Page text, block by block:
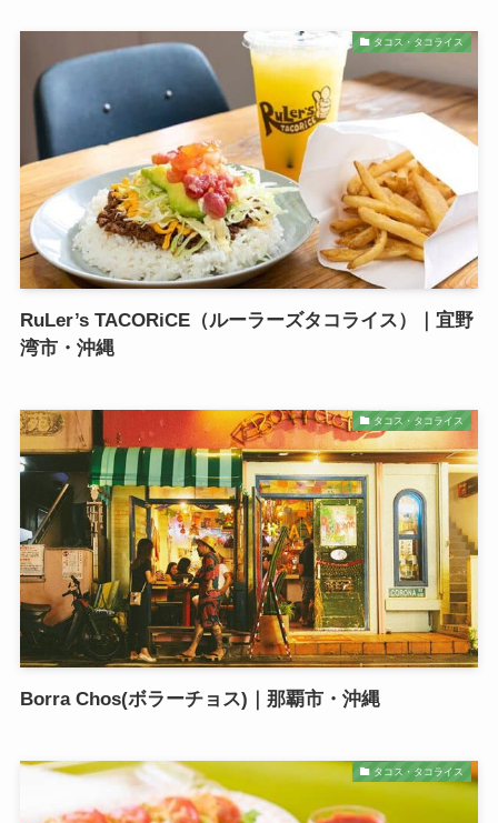
タコス・タコライス
RuLer’s TACORiCE（ルーラーズタコライス）｜宜野
湾市・沖縄
タコス・タコライス
Borra Chos(ボラーチョス)｜那覇市・沖縄
タコス・タコライス